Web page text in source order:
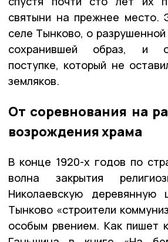
святыни на прежнее место.
селе Тынково, о
сохранившей образ, и
поступке, который не
земляков.
От соревнования на
возрождения храма
В конце 1920-х годов по
волна закрытия
Николаевскую деревянную
Тынково «строители
особым рвением. Как пишет